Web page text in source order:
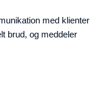
med klienter
brud, og meddeler